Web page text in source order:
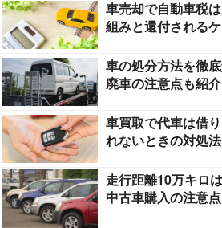
車売却で自動車税
組みと還付される
車の処分方法を徹
廃車の注意点も紹介
車買取で代車は借
れないときの対処法
走行距離10万キロ
中古車購入の注意